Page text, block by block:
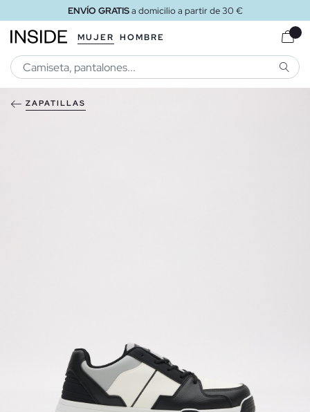
ENVÍO GRATISa domicilio a partir de 30 €
MUJER HOMBRE
ZAPATILLAS